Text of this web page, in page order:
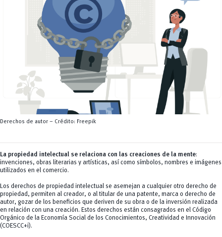
Propiedad intelectual
Derechos de autor – Crédito: Freepik
La propiedad intelectual se relaciona con las creaciones de la mente:
invenciones, obras literarias y artísticas, así como símbolos, nombres e imágenes
utilizados en el comercio.
Los derechos de propiedad intelectual se asemejan a cualquier otro derecho de
propiedad, permiten al creador, o al titular de una patente, marca o derecho de
autor, gozar de los beneficios que deriven de su obra o de la inversión realizada
en relación con una creación. Estos derechos están consagrados en el Código
Orgánico de la Economía Social de los Conocimientos, Creatividad e Innovación
(COESCC+i).